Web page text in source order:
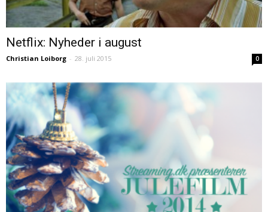
Netflix: Nyheder i august
Christian Loiborg - 28. juli 2015 0